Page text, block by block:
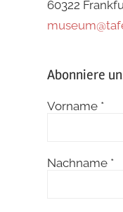
60322
Abonniere
Vorname *
Nachname *